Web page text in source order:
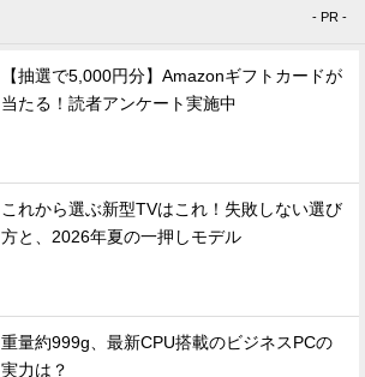
- PR -
【抽選で5,000円分】Amazonギフトカードが
当たる！読者アンケート実施中
これから選ぶ新型TVはこれ！失敗しない選び
方と、2026年夏の一押しモデル
重量約999g、最新CPU搭載のビジネスPCの
実力は？